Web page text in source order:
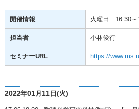
開催情報 火曜日 16:30
担当者 小林俊行
セミナーURL https://
2022年01月11日(火)